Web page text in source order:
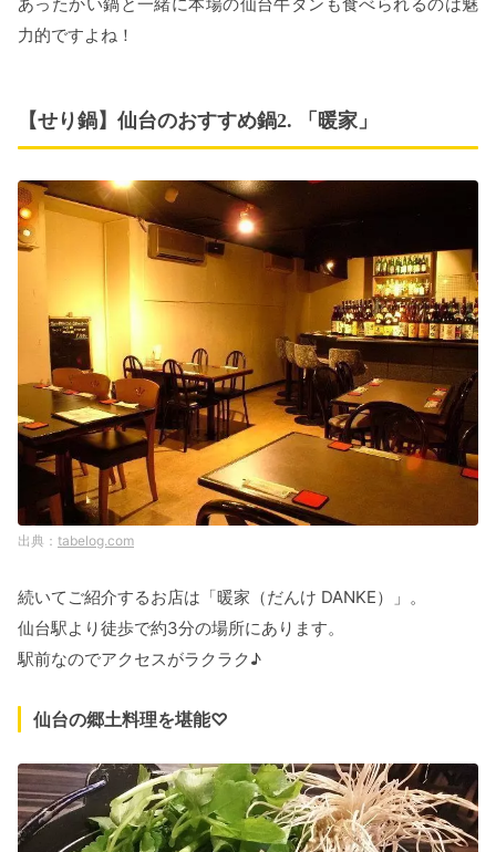
力的ですよね！
【せり鍋】仙台のおすすめ鍋2. 「暖家」
tabelog.com
続いてご紹介するお店は「暖家（だんけ DANKE）」。
仙台駅より徒歩で約3分の場所にあります。
駅前なのでアクセスがラクラク♪
仙台の郷土料理を堪能♡